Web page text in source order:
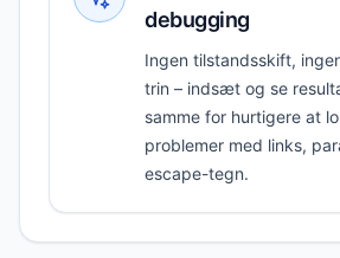
debugging
Ingen tilstandsskift,
trin – indsæt og se
samme for hurtigere at
problemer med links,
escape-tegn.